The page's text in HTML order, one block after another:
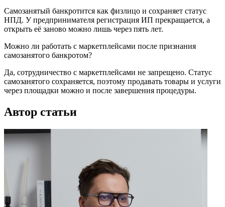
Самозанятый банкротится как физлицо и сохраняет статус
НПД. У предпринимателя регистрация ИП прекращается, а
открыть её заново можно лишь через пять лет.
Можно ли работать с маркетплейсами после признания
самозанятого банкротом?
Да, сотрудничество с маркетплейсами не запрещено. Статус
самозанятого сохраняется, поэтому продавать товары и услуги
через площадки можно и после завершения процедуры.
Автор статьи